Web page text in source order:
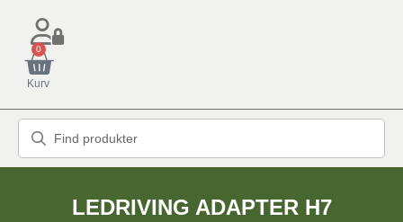
0
Kurv
LEDRIVING ADAPTER H7